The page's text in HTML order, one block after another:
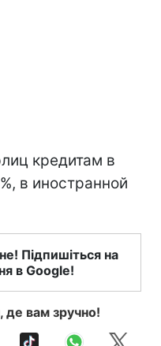
кредитам в
в иностранной
Підпишіться на
в Google!
де вам зручно!